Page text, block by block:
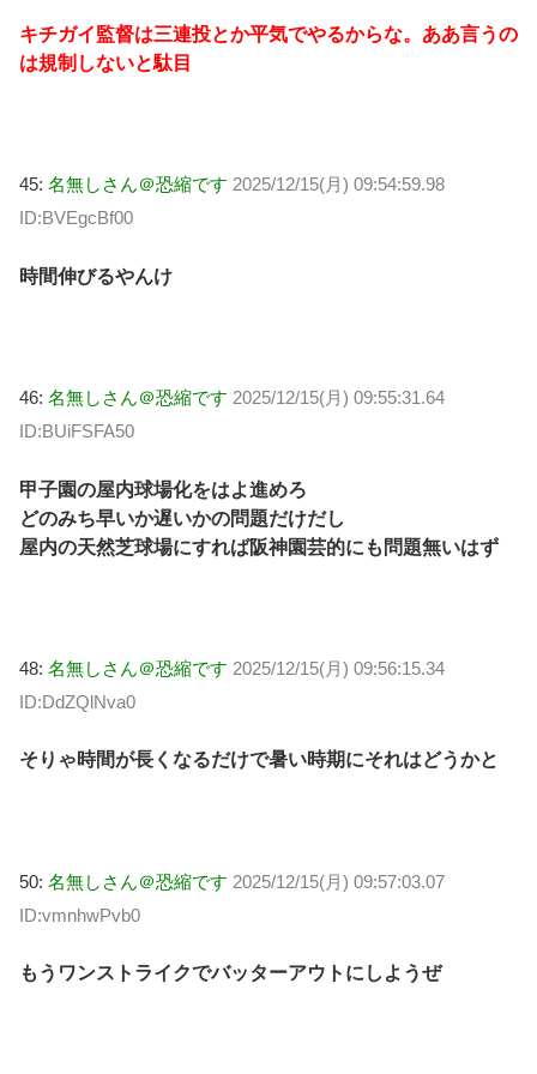
キチガイ監督は三連投とか平気でやるからな。ああ言うの
は規制しないと駄目
45: 名無しさん＠恐縮です 2025/12/15(月) 09:54:59.98
ID:BVEgcBf00
時間伸びるやんけ
46: 名無しさん＠恐縮です 2025/12/15(月) 09:55:31.64
ID:BUiFSFA50
甲子園の屋内球場化をはよ進めろ
どのみち早いか遅いかの問題だけだし
屋内の天然芝球場にすれば阪神園芸的にも問題無いはず
48: 名無しさん＠恐縮です 2025/12/15(月) 09:56:15.34
ID:DdZQlNva0
そりゃ時間が長くなるだけで暑い時期にそれはどうかと
50: 名無しさん＠恐縮です 2025/12/15(月) 09:57:03.07
ID:vmnhwPvb0
もうワンストライクでバッターアウトにしようぜ